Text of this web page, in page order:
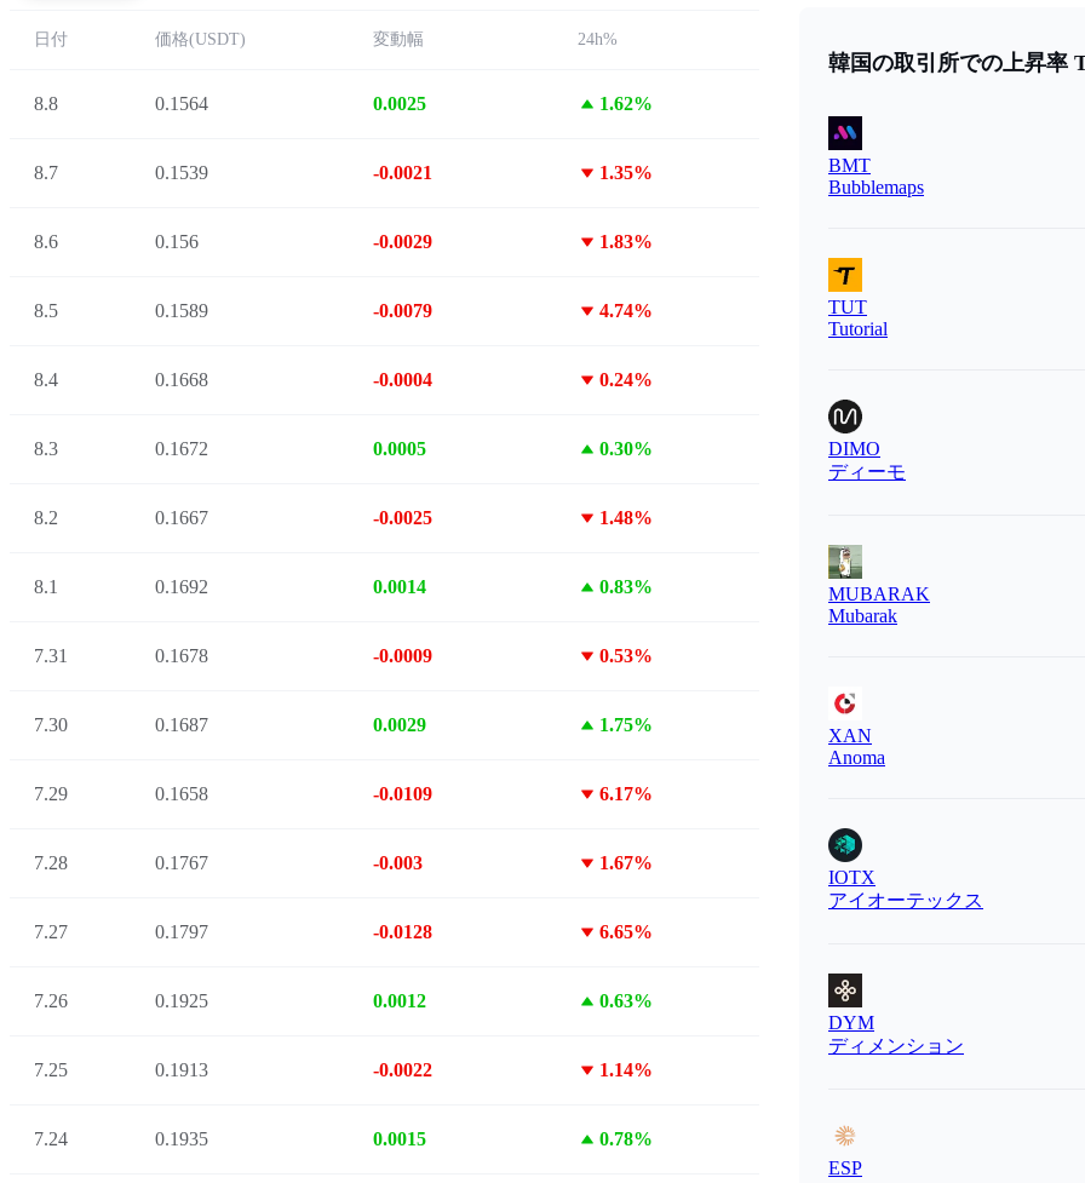
日付 価格(USDT) 変動幅 24h%
8.8 0.1564 0.0025 1.62%
8.7 0.1539 -0.0021 1.35%
8.6 0.156 -0.0029 1.83%
8.5 0.1589 -0.0079 4.74%
8.4 0.1668 -0.0004 0.24%
8.3 0.1672 0.0005 0.30%
8.2 0.1667 -0.0025 1.48%
8.1 0.1692 0.0014 0.83%
7.31 0.1678 -0.0009 0.53%
7.30 0.1687 0.0029 1.75%
7.29 0.1658 -0.0109 6.17%
7.28 0.1767 -0.003 1.67%
7.27 0.1797 -0.0128 6.65%
7.26 0.1925 0.0012 0.63%
7.25 0.1913 -0.0022 1.14%
7.24 0.1935 0.0015 0.78%
韓国の取引所での上昇率
BMT
Bubblemaps
TUT
Tutorial
DIMO
ディーモ
MUBARAK
Mubarak
XAN
Anoma
IOTX
アイオーテックス
DYM
ディメンション
ESP